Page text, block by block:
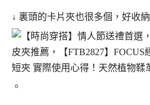
↓ 裏頭的卡片夾也很多個，好收納
。